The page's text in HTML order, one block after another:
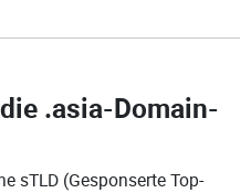
.asia-Domain-
sTLD (Gesponserte Top-